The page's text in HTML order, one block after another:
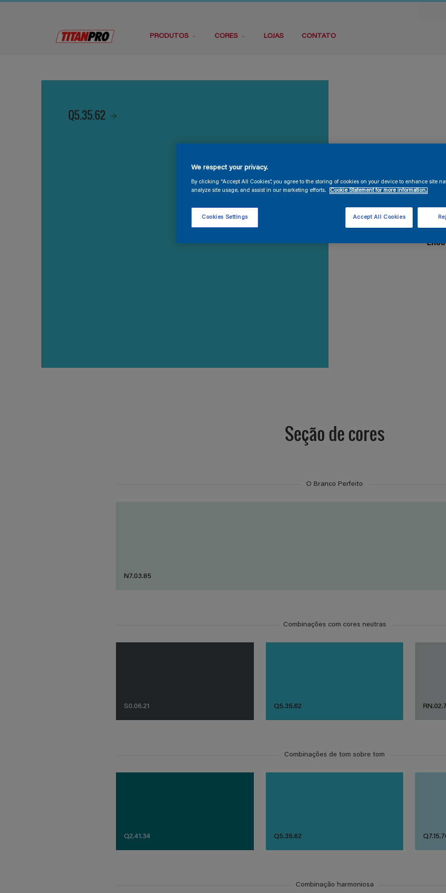
PRODUTOS CORES LOJAS CONTATO
Q5.35.62
Seção de cores
O Branco Perfeito
N7.03.85
Combinações com cores neutras
S0.06.21 Q5.35.62
Combinações de tom sobre tom
Q2.41.34 Q5.35.62
Combinação harmoniosa
We respect your privacy.
By clicking “Accept All Cookies”, you agree to the storing of cookies on your device to enhance site
analyze site usage, and assist in our marketing efforts.
Cookie Statement for more information.
Cookies Settings Accept All Cookies